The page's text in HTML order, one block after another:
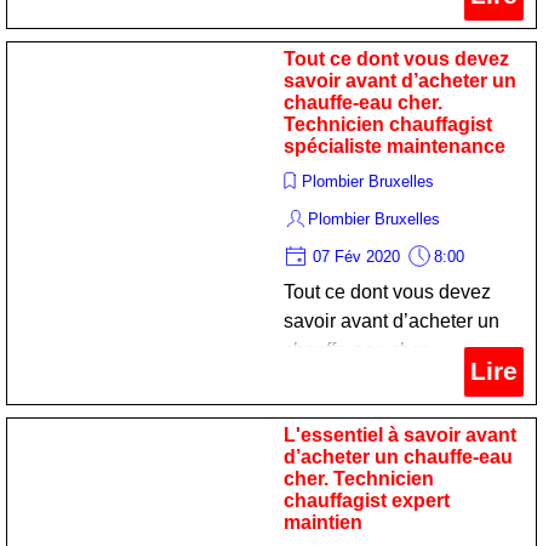
Tout ce dont vous devez
savoir avant d’acheter un
chauffe-eau cher.
Technicien chauffagist
spécialiste maintenance
Plombier Bruxelles
Plombier Bruxelles
07 Fév 2020 8:00
Tout ce dont vous devez
savoir avant d’acheter un
chauffe-eau cher.
Technicien chauffagist
spécialiste maintenance
Lire
L'essentiel à savoir avant
d’acheter un chauffe-eau
cher. Technicien
chauffagist expert
maintien